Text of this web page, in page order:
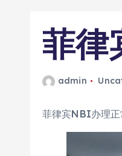
菲律
admin
菲律宾NBI办理正